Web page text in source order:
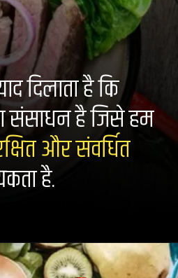
दिलाता है कि
संसाधन है जिसे हम
और संवर्धित
है.